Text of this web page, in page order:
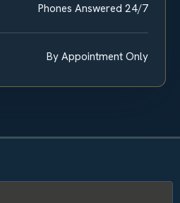
Phones Answered 24/7
By Appointment Only